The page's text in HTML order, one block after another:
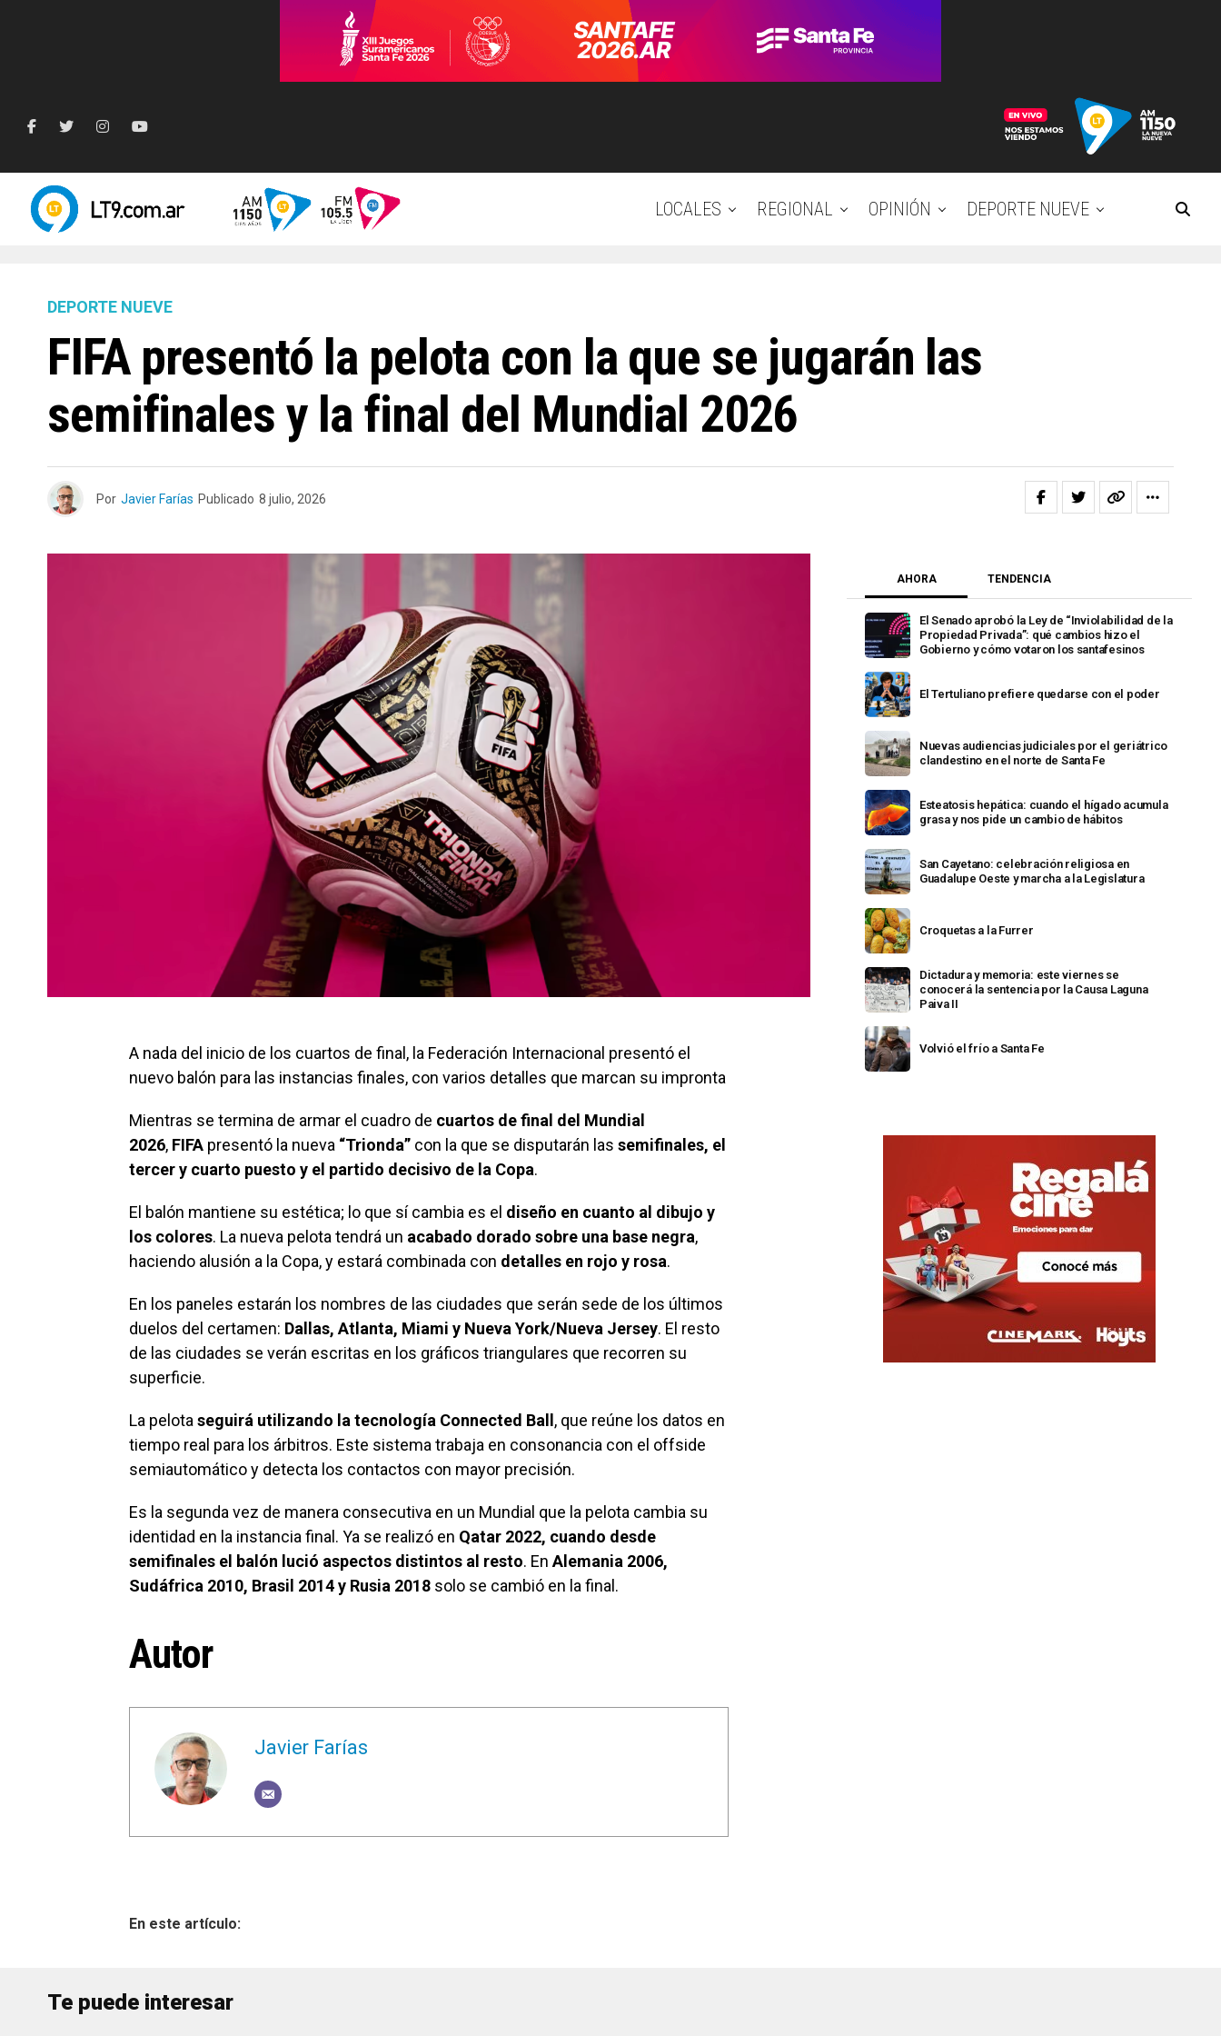
LOCALES REGIONAL OPINIÓN DEPORTE NUEVE
DEPORTE NUEVE
FIFA presentó la pelota con la que se jugarán las
semifinales y la final del Mundial 2026
Por Javier Farías Publicado 8 julio, 2026
A nada del inicio de los cuartos de final, la Federación Internacional presentó el
nuevo balón para las instancias finales, con varios detalles que marcan su impronta
Mientras se termina de armar el cuadro de cuartos de final del Mundial
2026, FIFA presentó la nueva “Trionda” con la que se disputarán las semifinales, el
tercer y cuarto puesto y el partido decisivo de la Copa.
El balón mantiene su estética; lo que sí cambia es el diseño en cuanto al dibujo y
los colores. La nueva pelota tendrá un acabado dorado sobre una base negra,
haciendo alusión a la Copa, y estará combinada con detalles en rojo y rosa.
En los paneles estarán los nombres de las ciudades que serán sede de los últimos
duelos del certamen: Dallas, Atlanta, Miami y Nueva York/Nueva Jersey. El resto
de las ciudades se verán escritas en los gráficos triangulares que recorren su
superficie.
La pelota seguirá utilizando la tecnología Connected Ball , que reúne los datos en
tiempo real para los árbitros. Este sistema trabaja en consonancia con el offside
semiautomático y detecta los contactos con mayor precisión.
Es la segunda vez de manera consecutiva en un Mundial que la pelota cambia su
identidad en la instancia final. Ya se realizó en Qatar 2022, cuando desde
semifinales el balón lució aspectos distintos al resto. En Alemania 2006,
Sudáfrica 2010, Brasil 2014 y Rusia 2018 solo se cambió en la final.
Autor
Javier Farías
AHORA TENDENCIA
El Senado aprobó la Ley de “Inviolabilidad de la
Propiedad Privada”: qué cambios hizo el
Gobierno y cómo votaron los santafesinos
El Tertuliano prefiere quedarse con el poder
Nuevas audiencias judiciales por el geriátrico
clandestino en el norte de Santa Fe
Esteatosis hepática: cuando el hígado acumula
grasa y nos pide un cambio de hábitos
San Cayetano: celebración religiosa en
Guadalupe Oeste y marcha a la Legislatura
Croquetas a la Furrer
Dictadura y memoria: este viernes se
conocerá la sentencia por la Causa Laguna
Paiva II
Volvió el frío a Santa Fe
Te puede interesar